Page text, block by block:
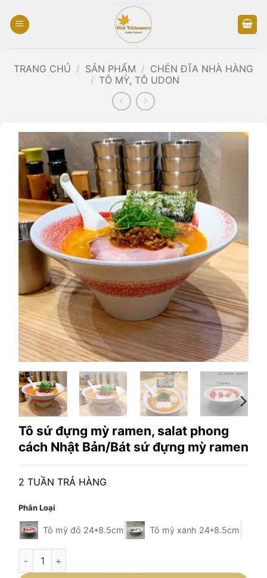
qua
dung
TRANG CHỦ / SẢN PHẨM / CHÉN ĐĨA NHÀ HÀNG
/ TÔ MỲ, TÔ UDON
Tô sứ đựng mỳ ramen, salat phong
cách Nhật Bản/Bát sứ đựng mỳ ramen
2 TUẦN TRẢ HÀNG
Phân Loại
Tô mỳ đỏ 24*8.5cm Tô mỳ xanh 24*8.5cm
Tô sứ đựng mỳ ramen, salat phong cách Nhật Bản/Bát sứ